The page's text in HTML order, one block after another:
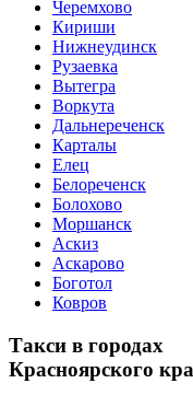
Черемхово
Кириши
Нижнеудинск
Рузаевка
Вытегра
Воркута
Дальнереченск
Карталы
Елец
Белореченск
Болохово
Моршанск
Аскиз
Аскарово
Боготол
Ковров
Такси в городах
Красноярского